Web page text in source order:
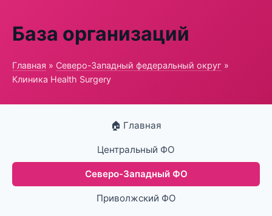
База организаций
Главная » Северо-Западный федеральный округ »
Клиника Health Surgery
🏠 Главная
Центральный ФО
Северо-Западный ФО
Приволжский ФО